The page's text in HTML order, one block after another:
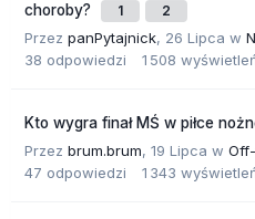
choroby?
1 2
Przez panPytajnick, 26 Lipca w
38 odpowiedzi 1 508
Kto wygra finał MŚ w piłce
Przez brum.brum, 19 Lipca w
47 odpowiedzi 1 343